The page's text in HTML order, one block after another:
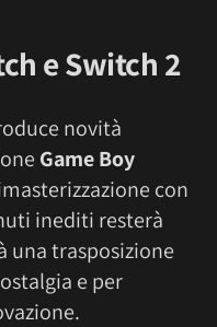
e Switch 2
novità
Game Boy
con
inediti resterà
una trasposizione
e per